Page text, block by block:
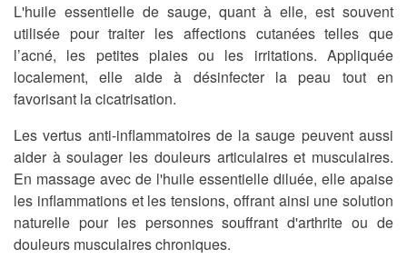
L'huile essentielle de sauge, quant à elle, est souvent
utilisée pour traiter les affections cutanées telles que
l’acné, les petites plaies ou les irritations. Appliquée
localement, elle aide à désinfecter la peau tout en
favorisant la cicatrisation.
Les vertus anti-inflammatoires de la sauge peuvent aussi
aider à soulager les douleurs articulaires et musculaires.
En massage avec de l'huile essentielle diluée, elle apaise
les inflammations et les tensions, offrant ainsi une solution
naturelle pour les personnes souffrant d'arthrite ou de
douleurs musculaires chroniques.